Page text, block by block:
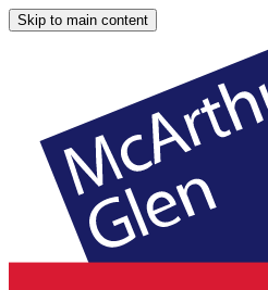
Skip to main content